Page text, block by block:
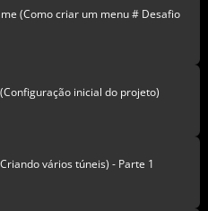
(Como criar um menu # Desafio
inicial do projeto)
vários túneis) - Parte 1